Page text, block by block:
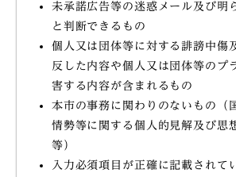
未承諾広告等の迷惑メール及び明
と判断できるもの
個人又は団体等に対する誹謗中傷
反した内容や個人又は団体等のプ
害する内容が含まれるもの
本市の事務に関わりのないもの（
情勢等に関する個人的見解及び思
等）
入力必須項目が正確に記載されて